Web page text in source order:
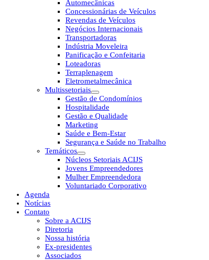
Automecânicas
Concessionárias de Veículos
Revendas de Veículos
Negócios Internacionais
Transportadoras
Indústria Moveleira
Panificação e Confeitaria
Loteadoras
Terraplenagem
Eletrometalmecânica
Multissetoriais
Gestão de Condomínios
Hospitalidade
Gestão e Qualidade
Marketing
Saúde e Bem-Estar
Segurança e Saúde no Trabalho
Temáticos
Núcleos Setoriais ACIJS
Jovens Empreendedores
Mulher Empreendedora
Voluntariado Corporativo
Agenda
Notícias
Contato
Sobre a ACIJS
Diretoria
Nossa história
Ex-presidentes
Associados